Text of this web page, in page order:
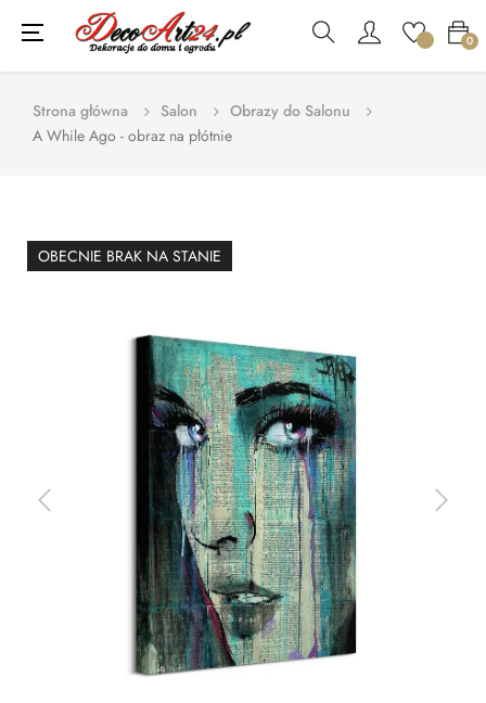
0
Toggle
navigation
☰
Strona główna Salon
Obrazy do Salonu
A While Ago - obraz na płótnie
OBECNIE BRAK NA STANIE